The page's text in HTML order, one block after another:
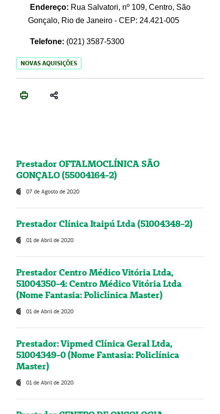
Endereço: Rua Salvatori, nº 109, Centro, São
Gonçalo, Rio de Janeiro - CEP: 24.421-005
Telefone: (021) 3587-5300
NOVAS AQUISIÇÕES
Prestador OFTALMOCLÍNICA SÃO
GONÇALO (55004164-2)
07 de Agosto de 2020
Prestador Clínica Itaipú Ltda (51004348-2)
01 de Abril de 2020
Prestador Centro Médico Vitória Ltda,
51004350-4: Centro Médico Vitória Ltda
(Nome Fantasia: Policlínica Master)
01 de Abril de 2020
Prestador: Vipmed Clínica Geral Ltda,
51004349-0 (Nome Fantasia: Policlínica
Master)
01 de Abril de 2020